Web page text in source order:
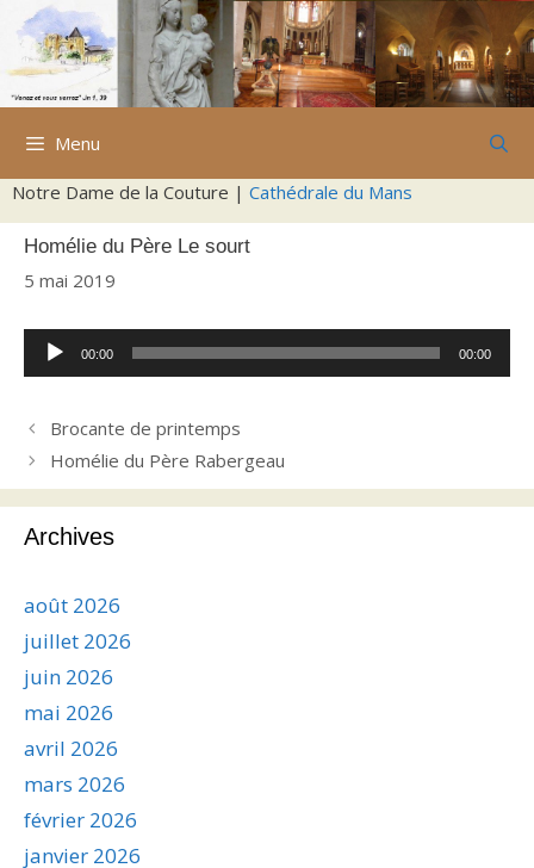
Aller
contenu
Menu
Notre Dame de la Couture | Cathédrale du Mans
Homélie du Père Le sourt
5 mai 2019
Lecteur
audio
00:00 00:00
Brocante de printemps
Homélie du Père Rabergeau
Archives
août 2026
juillet 2026
juin 2026
mai 2026
avril 2026
mars 2026
février 2026
janvier 2026